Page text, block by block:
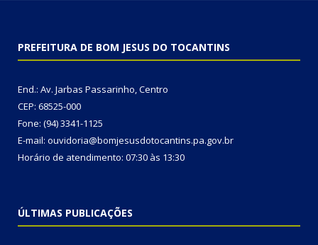
PREFEITURA DE BOM JESUS DO TOCANTINS
End.: Av. Jarbas Passarinho, Centro
CEP: 68525-000
Fone: (94) 3341-1125
E-mail: ouvidoria@bomjesusdotocantins.pa.gov.br
Horário de atendimento: 07:30 às 13:30
ÚLTIMAS PUBLICAÇÕES